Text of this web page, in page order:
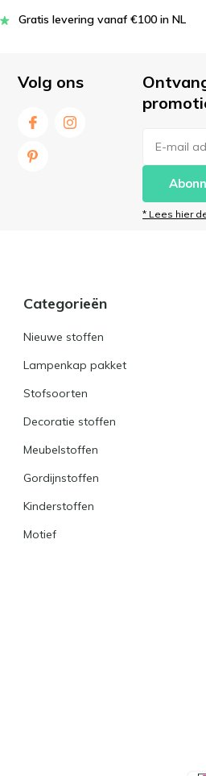
Gratis levering vanaf €100 in NL
Volg ons
* Lees hier
Categorieën
Nieuwe stoffen
Lampenkap pakket
Stofsoorten
Decoratie stoffen
Meubelstoffen
Gordijnstoffen
Kinderstoffen
Motief